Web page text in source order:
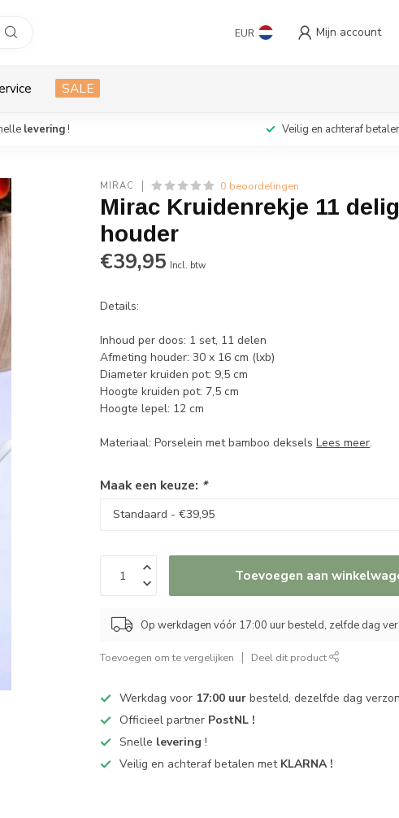
EUR Mijn account
SALE
levering! Veilig en achteraf
MIRAC 0 beoordelingen
Mirac Kruidenrekje 11
houder
€39,95 Incl. btw
Details:
Inhoud per doos: 1 set, 11 delen
Afmeting houder: 30 x 16 cm (lxb)
Diameter kruiden pot: 9,5 cm
Hoogte kruiden pot: 7,5 cm
Hoogte lepel: 12 cm
Materiaal: Porselein met bamboo dekselsLees meer.
Maak een keuze: *
Toevoegen aan
Op werkdagen vóór 17:00 uur besteld, zelfde dag
Toevoegen om te vergelijken Deel dit product
Werkdag voor 17:00 uur besteld, dezelfde dag
Officieel partner PostNL !
Snelle levering !
Veilig en achteraf betalen met KLARNA !